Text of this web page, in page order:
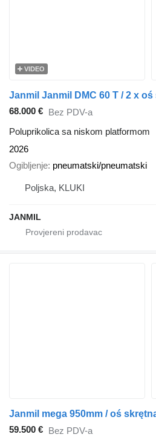
VIDEO
68.000 € Bez PDV-a
Poluprikolica sa niskom platformom
2026
Ogibljenje pneumatski/pneumatski
Poljska, KLUKI
JANMIL
59.500 € Bez PDV-a